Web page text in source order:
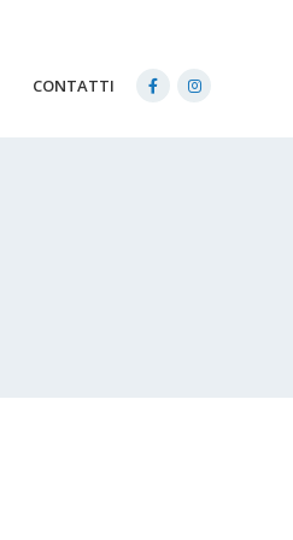
CONTATTI